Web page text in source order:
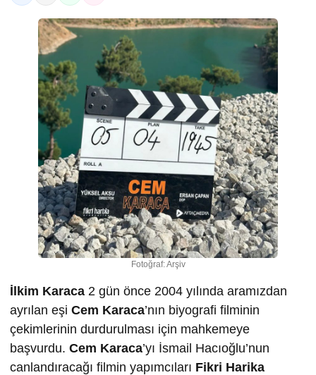
Fotoğraf: Arşiv
İlkim Karaca 2 gün önce 2004 yılında aramızdan
ayrılan eşi Cem Karaca’nın biyografi filminin
çekimlerinin durdurulması için mahkemeye
başvurdu. Cem Karaca’yı İsmail Hacıoğlu’nun
canlandıracağı filmin yapımcıları Fikri Harika